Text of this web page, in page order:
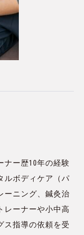
ナー歴10年の経験
ルボディケア（パ
ーニング、鍼灸治
レーナーや小中高
ス指導の依頼を受